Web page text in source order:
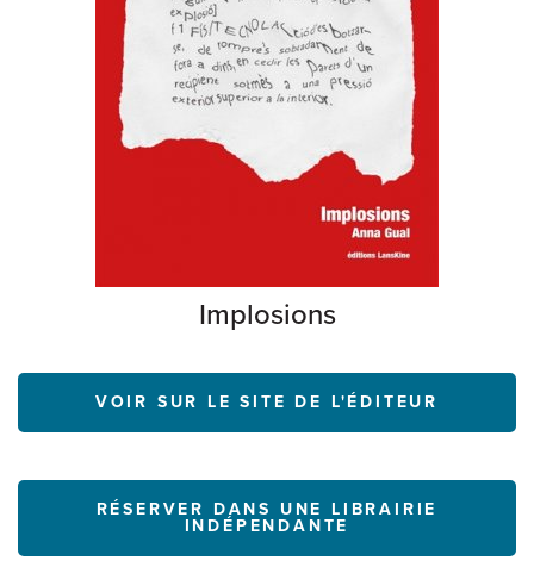
Implosions
VOIR SUR LE SITE DE L'ÉDITEUR
RÉSERVER DANS UNE LIBRAIRIE
INDÉPENDANTE